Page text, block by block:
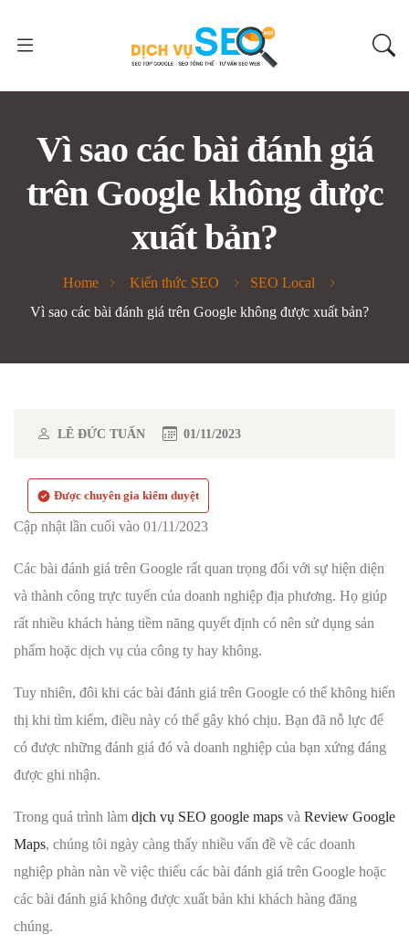
Vì sao các bài đánh giá
trên Google không được
xuất bản?
Home Kiến thức SEO
SEO Local
Vì sao các bài đánh giá trên Google không được xuất bản?
LÊ ĐỨC TUẤN 01/11/2023
Được chuyên gia kiểm duyệt
Cập nhật lần cuối vào 01/11/2023
Các bài đánh giá trên Google rất quan trọng đối với sự hiện diện
và thành công trực tuyến của doanh nghiệp địa phương. Họ giúp
rất nhiều khách hàng tiềm năng quyết định có nên sử dụng sản
phẩm hoặc dịch vụ của công ty hay không.
Tuy nhiên, đôi khi các bài đánh giá trên Google có thể không hiển
thị khi tìm kiếm, điều này có thể gây khó chịu. Bạn đã nỗ lực để
có được những đánh giá đó và doanh nghiệp của bạn xứng đáng
được ghi nhận.
Trong quá trình làm dịch vụ SEO google maps và Review Google
Maps, chúng tôi ngày càng thấy nhiều vấn đề về các doanh
nghiệp phàn nàn về việc thiếu các bài đánh giá trên Google hoặc
các bài đánh giá không được xuất bản khi khách hàng đăng
chúng.